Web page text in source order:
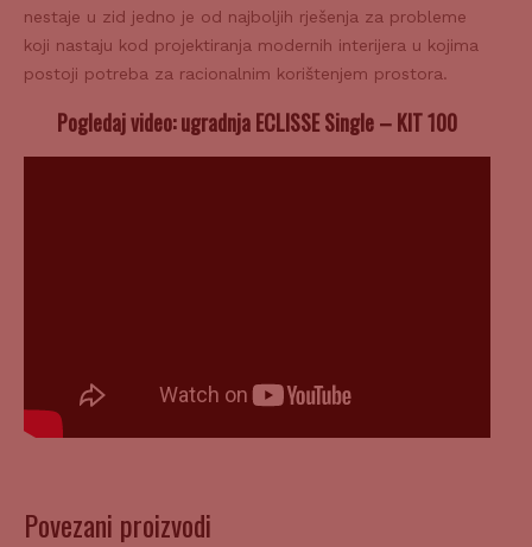
nestaje u zid jedno je od najboljih rješenja za probleme
koji nastaju kod projektiranja modernih interijera u kojima
postoji potreba za racionalnim korištenjem prostora.
Pogledaj video: ugradnja ECLISSE Single – KIT 100
Povezani proizvodi